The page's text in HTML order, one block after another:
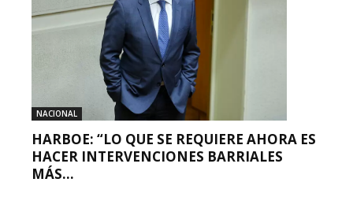
NACIONAL
HARBOE: “LO QUE SE REQUIERE AHORA ES
HACER INTERVENCIONES BARRIALES
MÁS...